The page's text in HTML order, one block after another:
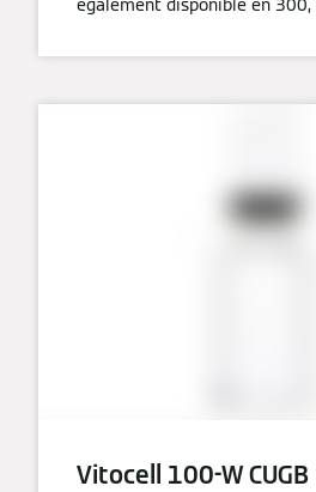
également disponible en
Vitocell 100-W CUGB